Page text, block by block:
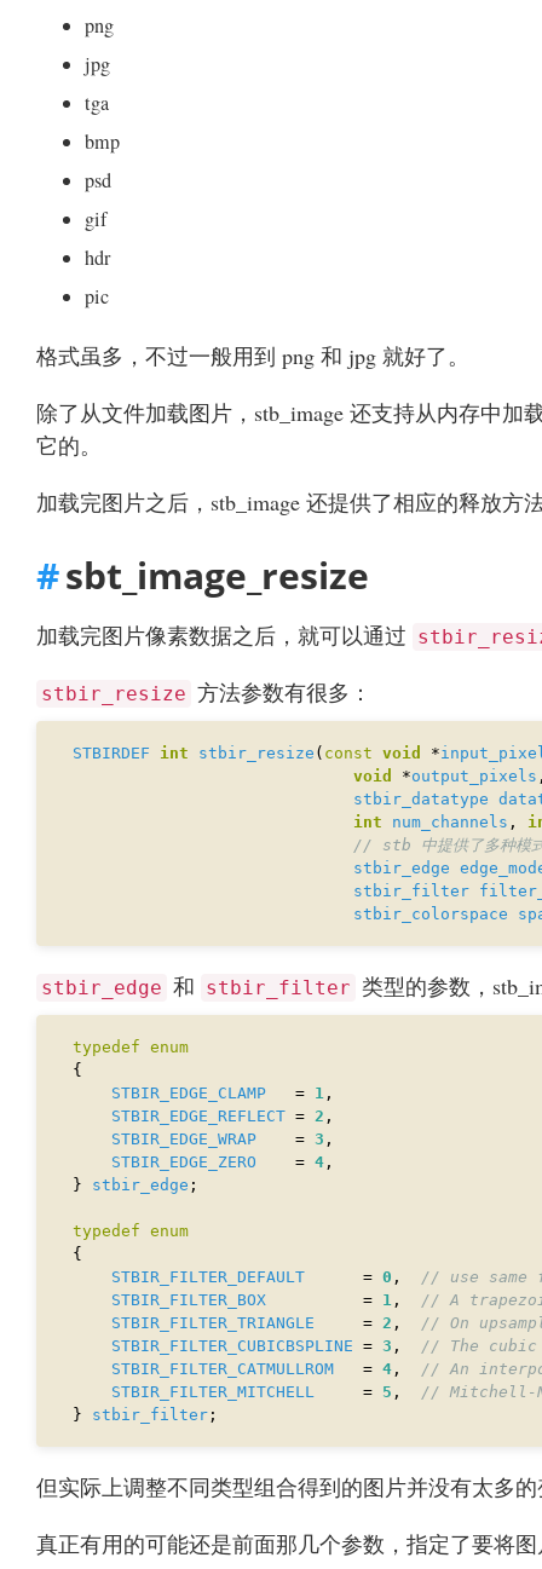
png
jpg
tga
bmp
psd
gif
hdr
pic
格式虽多，不过一般用到 png 和 jpg 就好了。
除了从文件加载图片，stb_image 还支持从内存中加
它的。
加载完图片之后，stb_image 还提供了相应的释放方
sbt_image_resize
加载完图片像素数据之后，就可以通过
stbir_resize 方法参数有很多：
STBIRDEF int stbir_resize ( const void *
void
*output_pixels
stbir_datatype
int
num_channels ,
stbir_edge
stbir_filter
stbir_colorspace
stbir_edge 和 stbir_filter 类型的参数，
typedef enum
STBIR_EDGE_CLAMP
   =
1
STBIR_EDGE_REFLECT = 2
STBIR_EDGE_WRAP
    =
3
STBIR_EDGE_ZERO
    =
4
} stbir_edge
typedef enum
STBIR_FILTER_DEFAULT
      =
0 ,
STBIR_FILTER_BOX
          =
1 ,
STBIR_FILTER_TRIANGLE
     =
2 ,
STBIR_FILTER_CUBICBSPLINE = 3 ,
STBIR_FILTER_CATMULLROM
   =
4 ,
STBIR_FILTER_MITCHELL
     =
5 ,
} stbir_filter
但实际上调整不同类型组合得到的图片并没有太多
真正有用的可能还是前面那几个参数，指定了要将